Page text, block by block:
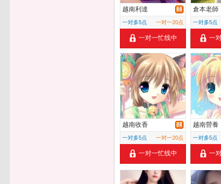
越南利達
一对多5点 一对一20点
一对一忙线中
倉本老師
一对多5点
一
越南收香
一对多5点 一对一20点
一对一忙线中
越南營養
一对多5点
一